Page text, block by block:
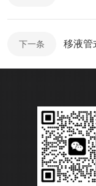
下一条 移液管